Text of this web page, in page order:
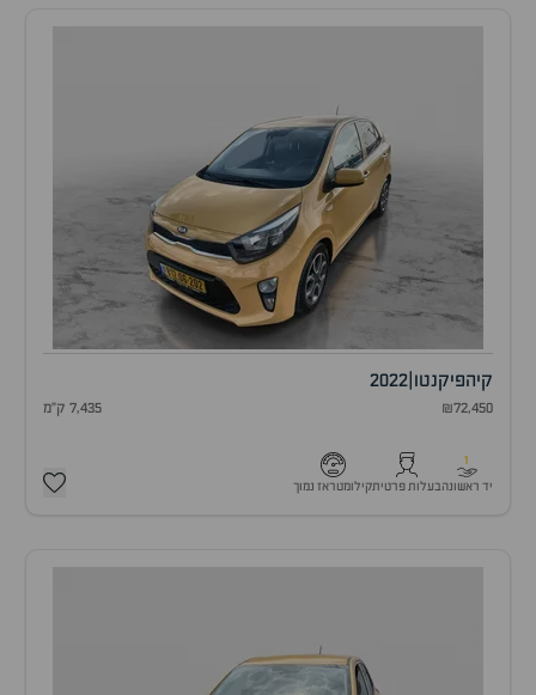
קיהפיקנטו 2022
₪72,450 7,435 ק"מ
1
יד ראשונהבעלות פרטיתקילומטראז נמוך